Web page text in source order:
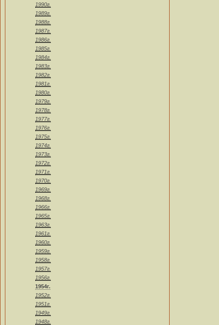
1990г.
1989г.
1988г.
1987г.
1986г.
1985г.
1984г.
1983г.
1982г.
1981г.
1980г.
1979г.
1978г.
1977г.
1976г.
1975г.
1974г.
1973г.
1972г.
1971г.
1970г.
1969г.
1968г.
1966г.
1965г.
1963г.
1961г.
1960г.
1959г.
1958г.
1957г.
1956г.
1954г.
1952г.
1951г.
1949г.
1948г.